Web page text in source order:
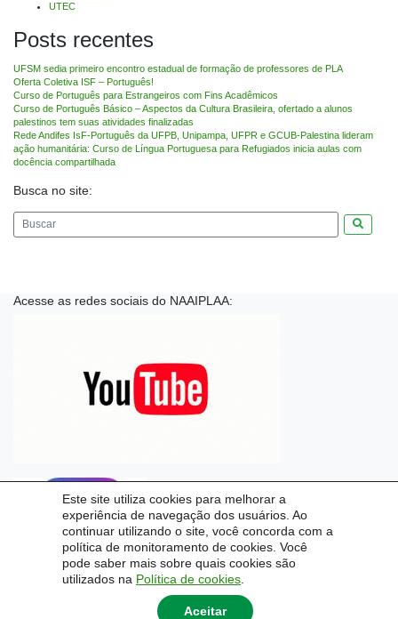
Este site utiliza cookies para melhorar a
experiência de navegação dos usuários. Ao
continuar utilizando o site, você concorda com a
política de monitoramento de cookies. Você
pode saber mais sobre quais cookies são
utilizados na Política de cookies
Aceitar
UTEC
Posts recentes
UFSM sedia primeiro encontro estadual de formação de professores de PLA
Oferta Coletiva ISF – Português!
Curso de Português para Estrangeiros com Fins Acadêmicos
Curso de Português Básico – Aspectos da Cultura Brasileira, ofertado a alunos
palestinos tem suas atividades finalizadas
Rede Andifes IsF-Português da UFPB, Unipampa, UFPR e GCUB-Palestina lideram
ação humanitária: Curso de Língua Portuguesa para Refugiados inicia aulas com
docência compartilhada
Busca no site:
Acesse as redes sociais do NAAIPLAA: